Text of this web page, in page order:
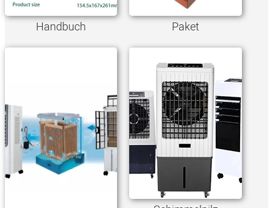
Handbuch Paket